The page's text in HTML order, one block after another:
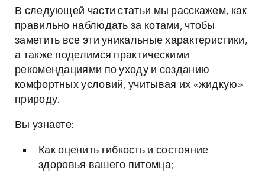
В следующей части статьи мы расскажем, как
правильно наблюдать за котами, чтобы
заметить все эти уникальные характеристики,
а также поделимся практическими
рекомендациями по уходу и созданию
комфортных условий, учитывая их «жидкую»
природу.
Вы узнаете:
Как оценить гибкость и состояние
здоровья вашего питомца;